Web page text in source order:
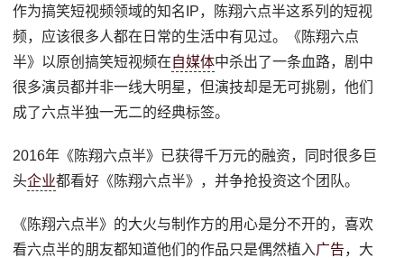
作为搞笑短视频领域的知名IP，陈翔六点半这系列的短视
频，应该很多人都在日常的生活中有见过。《陈翔六点
半》以原创搞笑短视频在自媒体中杀出了一条血路，剧中
很多演员都并非一线大明星，但演技却是无可挑剔，他们
成了六点半独一无二的经典标签。
2016年《陈翔六点半》已获得千万元的融资，同时很多巨
头企业都看好《陈翔六点半》，并争抢投资这个团队。
《陈翔六点半》的大火与制作方的用心是分不开的，喜欢
看六点半的朋友都知道他们的作品只是偶然植入广告，大